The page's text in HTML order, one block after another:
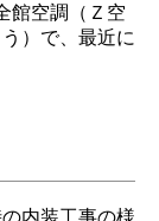
館空調（Ｚ空
）で、最近に